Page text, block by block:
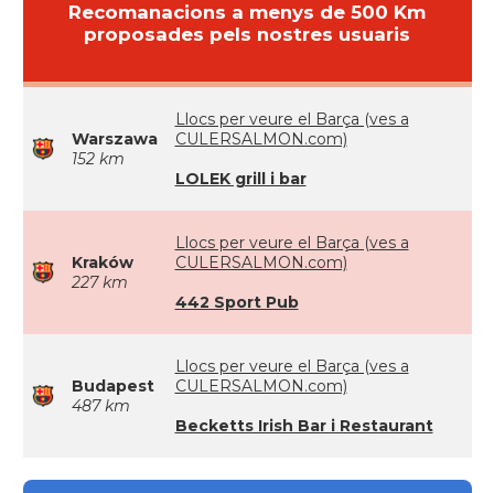
Recomanacions a menys de 500 Km
proposades pels nostres usuaris
Warszawa
152 km
Llocs per veure el Barça (ves a
CULERSALMON.com)
LOLEK grill i bar
Kraków
227 km
Llocs per veure el Barça (ves a
CULERSALMON.com)
442 Sport Pub
Budapest
487 km
Llocs per veure el Barça (ves a
CULERSALMON.com)
Becketts Irish Bar i Restaurant